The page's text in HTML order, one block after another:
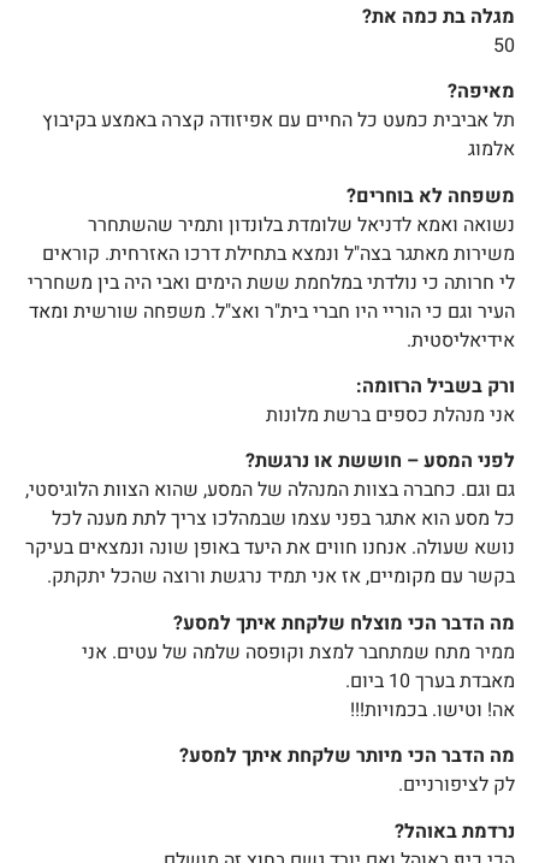
מגלה בת כמה את?
50
מאיפה?
תל אביבית כמעט כל החיים עם אפיזודה קצרה באמצע בקיבוץ
אלמוג
משפחה לא בוחרים?
נשואה ואמא לדניאל שלומדת בלונדון ותמיר שהשתחרר
משירות מאתגר בצה"ל ונמצא בתחילת דרכו האזרחית. קוראים
לי חרותה כי נולדתי במלחמת ששת הימים ואבי היה בין משחררי
העיר וגם כי הוריי היו חברי בית"ר ואצ"ל. משפחה שורשית ומאד
אידיאליסטית.
ורק בשביל הרזומה:
אני מנהלת כספים ברשת מלונות
לפני המסע – חוששת או נרגשת?
גם וגם. כחברה בצוות המנהלה של המסע, שהוא הצוות הלוגיסטי,
כל מסע הוא אתגר בפני עצמו שבמהלכו צריך לתת מענה לכל
נושא שעולה. אנחנו חווים את היעד באופן שונה ונמצאים בעיקר
בקשר עם מקומיים, אז אני תמיד נרגשת ורוצה שהכל יתקתק.
מה הדבר הכי מוצלח שלקחת איתך למסע?
ממיר מתח שמתחבר למצת וקופסה שלמה של עטים. אני
מאבדת בערך 10 ביום.
אה! וטישו. בכמויות!!!
מה הדבר הכי מיותר שלקחת איתך למסע?
לק לציפורניים.
נרדמת באוהל?